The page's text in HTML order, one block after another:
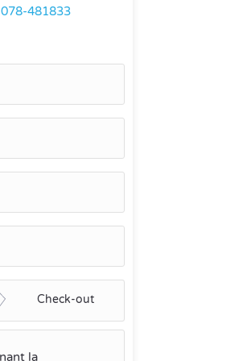
078-481833
Check-out